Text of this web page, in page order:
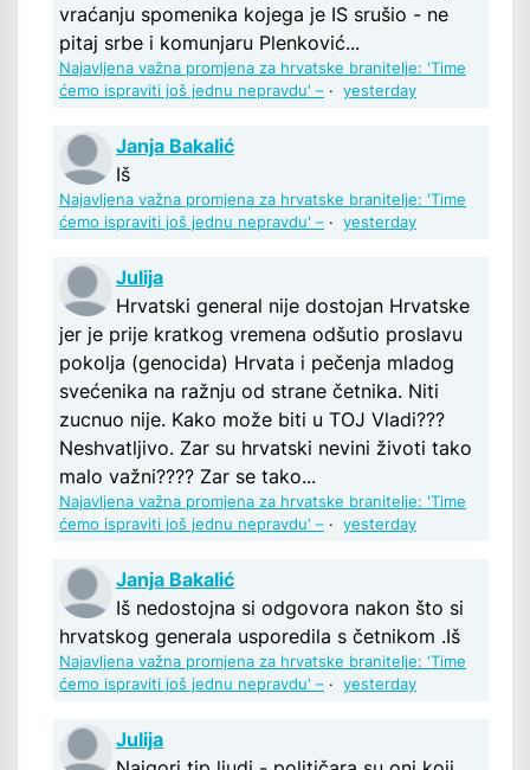
vraćanju spomenika kojega je IS srušio - ne
pitaj srbe i komunjaru Plenković...
Najavljena važna promjena za hrvatske branitelje: 'Time
ćemo ispraviti još jednu nepravdu' – · yesterday
Janja Bakalić
Iš
Najavljena važna promjena za hrvatske branitelje: 'Time
ćemo ispraviti još jednu nepravdu' – · yesterday
Julija
Hrvatski general nije dostojan Hrvatske
jer je prije kratkog vremena odšutio proslavu
pokolja (genocida) Hrvata i pečenja mladog
svećenika na ražnju od strane četnika. Niti
zucnuo nije. Kako može biti u TOJ Vladi???
Neshvatljivo. Zar su hrvatski nevini životi tako
malo važni???? Zar se tako...
Najavljena važna promjena za hrvatske branitelje: 'Time
ćemo ispraviti još jednu nepravdu' – · yesterday
Janja Bakalić
Iš nedostojna si odgovora nakon što si
hrvatskog generala usporedila s četnikom .Iš
Najavljena važna promjena za hrvatske branitelje: 'Time
ćemo ispraviti još jednu nepravdu' – · yesterday
Julija